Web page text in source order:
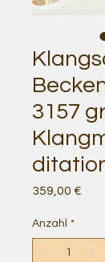
3157
359,00 €
Anzahl *